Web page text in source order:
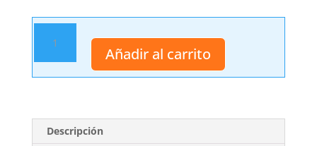
asistida.
Third.
cantidad
Añadir al carrito
Descripción